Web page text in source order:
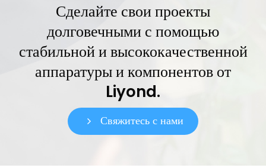
Сделайте свои проекты
долговечными с помощью
стабильной и высококачественной
аппаратуры и компонентов от
Liyond.
Свяжитесь с нами